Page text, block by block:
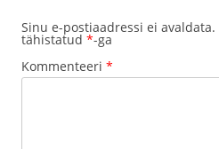
Sinu e-postiaadressi ei avaldata.
tähistatud *-ga
Kommenteeri *